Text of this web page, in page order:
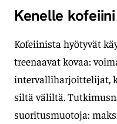
Kenelle
Kofeiinista hyötyvät
treenaavat kovaa:
intervalliharjoittelijat,
siltä väliltä.
suoritusmuotoja: